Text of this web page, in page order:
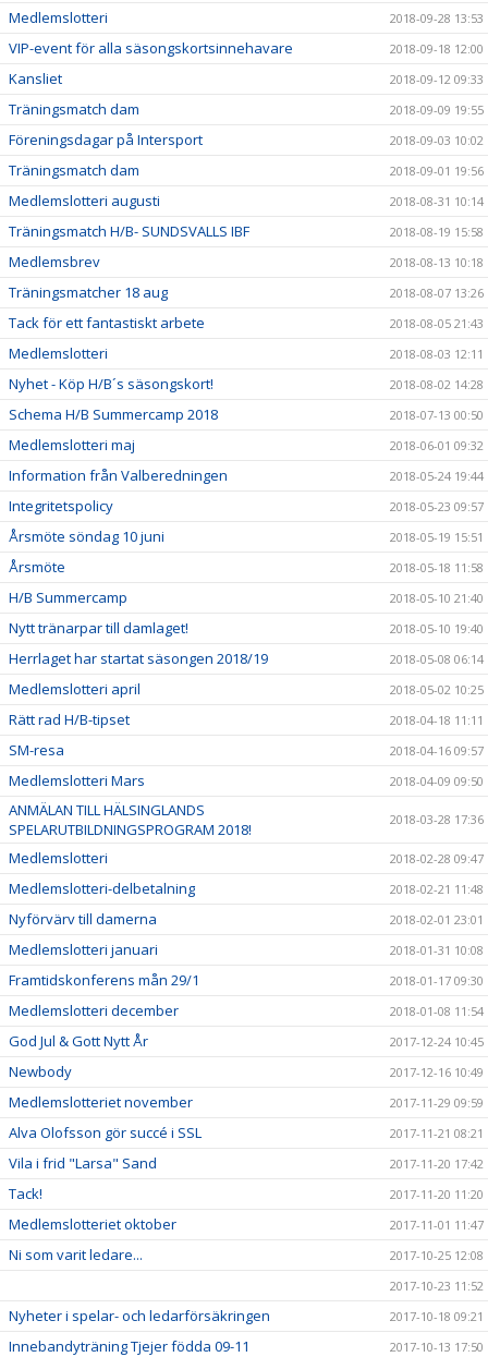
Medlemslotteri 2018-09-28 13:53
VIP-event för alla säsongskortsinnehavare 2018-09-18 12:00
Kansliet 2018-09-12 09:33
Träningsmatch dam 2018-09-09 19:55
Föreningsdagar på Intersport 2018-09-03 10:02
Träningsmatch dam 2018-09-01 19:56
Medlemslotteri augusti 2018-08-31 10:14
Träningsmatch H/B- SUNDSVALLS IBF 2018-08-19 15:58
Medlemsbrev 2018-08-13 10:18
Träningsmatcher 18 aug 2018-08-07 13:26
Tack för ett fantastiskt arbete 2018-08-05 21:43
Medlemslotteri 2018-08-03 12:11
Nyhet - Köp H/B´s säsongskort! 2018-08-02 14:28
Schema H/B Summercamp 2018 2018-07-13 00:50
Medlemslotteri maj 2018-06-01 09:32
Information från Valberedningen 2018-05-24 19:44
Integritetspolicy 2018-05-23 09:57
Årsmöte söndag 10 juni 2018-05-19 15:51
Årsmöte 2018-05-18 11:58
H/B Summercamp 2018-05-10 21:40
Nytt tränarpar till damlaget! 2018-05-10 19:40
Herrlaget har startat säsongen 2018/19 2018-05-08 06:14
Medlemslotteri april 2018-05-02 10:25
Rätt rad H/B-tipset 2018-04-18 11:11
SM-resa 2018-04-16 09:57
Medlemslotteri Mars 2018-04-09 09:50
ANMÄLAN TILL HÄLSINGLANDS
SPELARUTBILDNINGSPROGRAM 2018!
2018-03-28 17:36
Medlemslotteri 2018-02-28 09:47
Medlemslotteri-delbetalning 2018-02-21 11:48
Nyförvärv till damerna 2018-02-01 23:01
Medlemslotteri januari 2018-01-31 10:08
Framtidskonferens mån 29/1 2018-01-17 09:30
Medlemslotteri december 2018-01-08 11:54
God Jul & Gott Nytt År 2017-12-24 10:45
Newbody 2017-12-16 10:49
Medlemslotteriet november 2017-11-29 09:59
Alva Olofsson gör succé i SSL 2017-11-21 08:21
Vila i frid "Larsa" Sand 2017-11-20 17:42
Tack! 2017-11-20 11:20
Medlemslotteriet oktober 2017-11-01 11:47
Ni som varit ledare...
2017-10-25 12:08
2017-10-23 11:52
Nyheter i spelar- och ledarförsäkringen 2017-10-18 09:21
Innebandyträning Tjejer födda 09-11 2017-10-13 17:50